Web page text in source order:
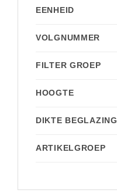
EENHEID
VOLGNUMMER
FILTER GROEP
HOOGTE
DIKTE BEGLAZING
ARTIKELGROEP